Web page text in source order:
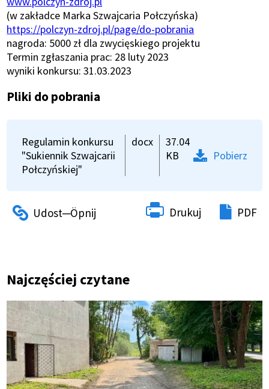
(w zakładce Marka Szwajcaria Połczyńska)
https://polczyn-zdroj.pl/page/do-pobrania
nagroda: 5000 zł dla zwycięskiego projektu
Termin zgłaszania prac: 28 luty 2023
wyniki konkursu: 31.03.2023
Pliki do pobrania
Regulamin konkursu
"Sukiennik Szwajcarii
Połczyńskiej"
docx
37.04
KB
Pobierz
Drukuj PDF
Najczęściej czytane